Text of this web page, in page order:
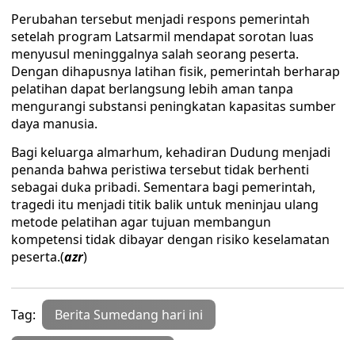
Perubahan tersebut menjadi respons pemerintah
setelah program Latsarmil mendapat sorotan luas
menyusul meninggalnya salah seorang peserta.
Dengan dihapusnya latihan fisik, pemerintah berharap
pelatihan dapat berlangsung lebih aman tanpa
mengurangi substansi peningkatan kapasitas sumber
daya manusia.
Bagi keluarga almarhum, kehadiran Dudung menjadi
penanda bahwa peristiwa tersebut tidak berhenti
sebagai duka pribadi. Sementara bagi pemerintah,
tragedi itu menjadi titik balik untuk meninjau ulang
metode pelatihan agar tujuan membangun
kompetensi tidak dibayar dengan risiko keselamatan
peserta.(azr)
Tag: Berita Sumedang hari ini